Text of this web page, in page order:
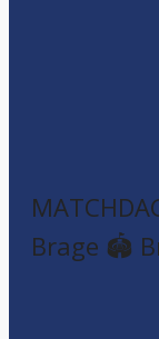
Brage 🏟️